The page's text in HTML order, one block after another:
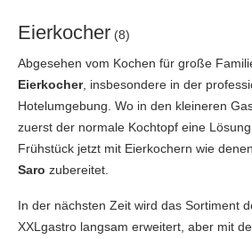
Eierkocher (8)
Abgesehen vom Kochen für große
Eierkocher, insbesondere in der
Hotelumgebung. Wo in den kleineren
zuerst der normale Kochtopf eine
Frühstück jetzt mit Eierkochern wie
Saro zubereitet.
In der nächsten Zeit wird das Sortiment
XXLgastro langsam erweitert, aber mit